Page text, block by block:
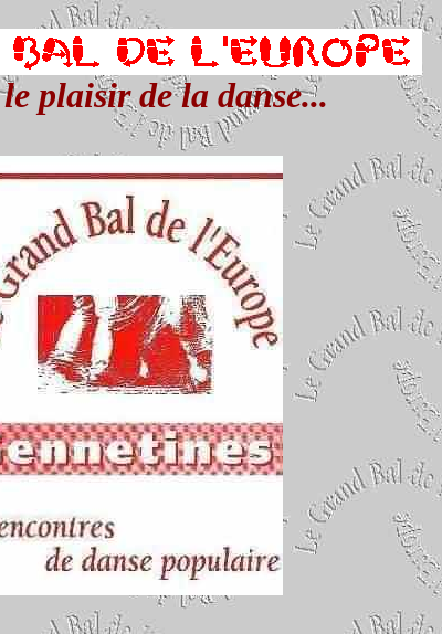
plaisir de la danse...